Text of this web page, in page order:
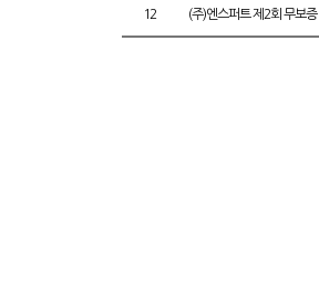
12 (주)엔스퍼트 제2회 무보